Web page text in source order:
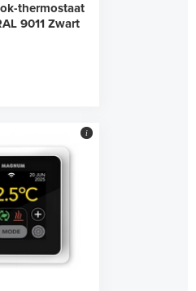
thermostaat
9011 Zwart
i